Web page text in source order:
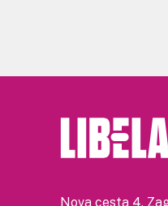
Nova cesta 4,